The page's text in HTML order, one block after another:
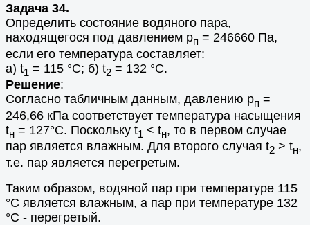
Задача 34.
Определить состояние водяного пара,
находящегося под давлением pп = 246660 Па,
если его температура составляет:
а) t1 = 115 °С; б) t2 = 132 °С.
Решение:
Согласно табличным данным, давлению pп =
246,66 кПа соответствует температура насыщения
tн = 127°С. Поскольку t1 < tн, то в первом случае
пар является влажным. Для второго случая t2 > tн,
т.е. пар является перегретым.
Таким образом, водяной пар при температуре 115
°С является влажным, а пар при температуре 132
°С - перегретый.